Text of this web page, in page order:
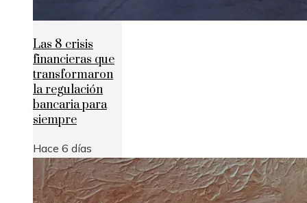
Las 8 crisis
financieras que
transformaron
la regulación
bancaria para
siempre
Hace 6 días